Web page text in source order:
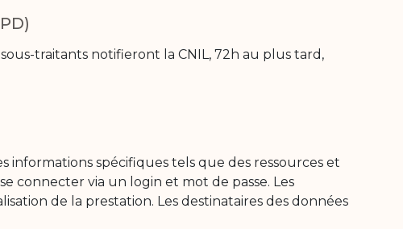
traitants notifieront la CNIL, 72h au plus tard,
informations spécifiques tels que des ressources et
connecter via un login et mot de passe. Les
de la prestation. Les destinataires des données